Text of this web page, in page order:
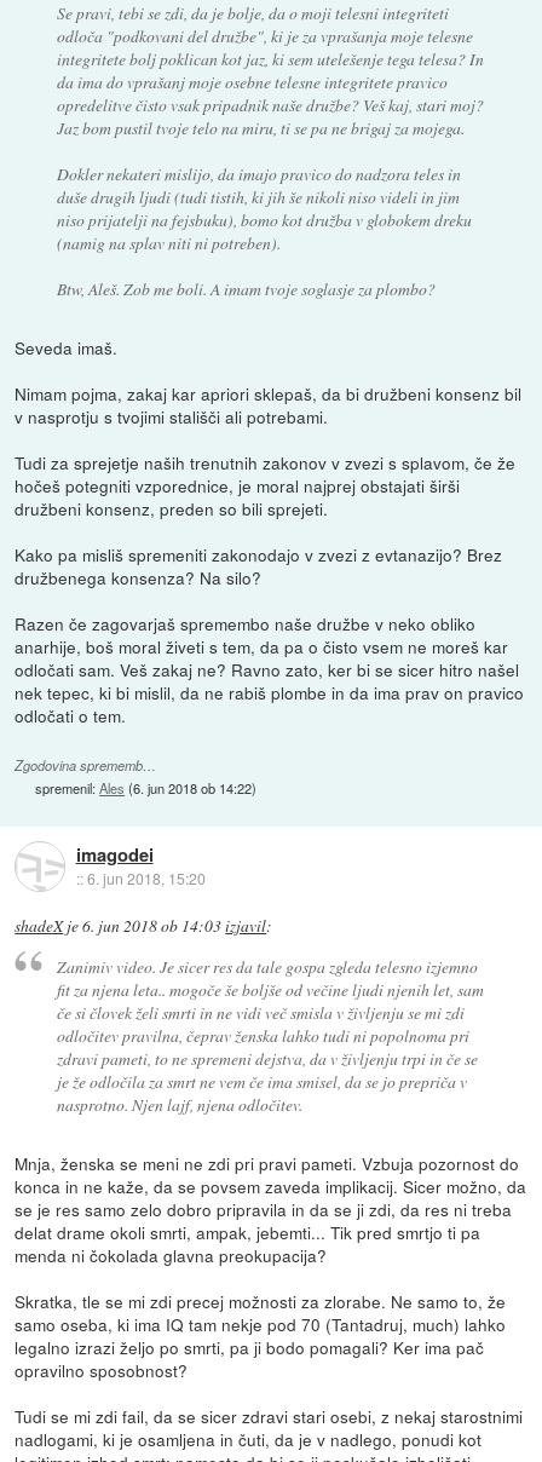
Se pravi, tebi se zdi, da je bolje, da o moji telesni integriteti
odloča "podkovani del družbe", ki je za vprašanja moje telesne
integritete bolj poklican kot jaz, ki sem utelešenje tega telesa? In
da ima do vprašanj moje osebne telesne integritete pravico
opredelitve čisto vsak pripadnik naše družbe? Veš kaj, stari moj?
Jaz bom pustil tvoje telo na miru, ti se pa ne brigaj za mojega.
Dokler nekateri mislijo, da imajo pravico do nadzora teles in
duše drugih ljudi (tudi tistih, ki jih še nikoli niso videli in jim
niso prijatelji na fejsbuku), bomo kot družba v globokem dreku
(namig na splav niti ni potreben).
Btw, Aleš. Zob me boli. A imam tvoje soglasje za plombo?
Seveda imaš.
Nimam pojma, zakaj kar apriori sklepaš, da bi družbeni konsenz bil
v nasprotju s tvojimi stališči ali potrebami.
Tudi za sprejetje naših trenutnih zakonov v zvezi s splavom, če že
hočeš potegniti vzporednice, je moral najprej obstajati širši
družbeni konsenz, preden so bili sprejeti.
Kako pa misliš spremeniti zakonodajo v zvezi z evtanazijo? Brez
družbenega konsenza? Na silo?
Razen če zagovarjaš spremembo naše družbe v neko obliko
anarhije, boš moral živeti s tem, da pa o čisto vsem ne moreš kar
odločati sam. Veš zakaj ne? Ravno zato, ker bi se sicer hitro našel
nek tepec, ki bi mislil, da ne rabiš plombe in da ima prav on pravico
odločati o tem.
Zgodovina sprememb…
spremenil:Ales (6. jun 2018 ob 14:22)
imagodei
::6. jun 2018, 15:20
shadeXje6. jun 2018 ob 14:03izjavil:
Zanimiv video. Je sicer res da tale gospa zgleda telesno izjemno
fit za njena leta.. mogoče še boljše od večine ljudi njenih let, sam
če si človek želi smrti in ne vidi več smisla v življenju se mi zdi
odločitev pravilna, čeprav ženska lahko tudi ni popolnoma pri
zdravi pameti, to ne spremeni dejstva, da v življenju trpi in če se
je že odločila za smrt ne vem če ima smisel, da se jo prepriča v
nasprotno. Njen lajf, njena odločitev.
Mnja, ženska se meni ne zdi pri pravi pameti. Vzbuja pozornost do
konca in ne kaže, da se povsem zaveda implikacij. Sicer možno, da
se je res samo zelo dobro pripravila in da se ji zdi, da res ni treba
delat drame okoli smrti, ampak, jebemti... Tik pred smrtjo ti pa
menda ni čokolada glavna preokupacija?
Skratka, tle se mi zdi precej možnosti za zlorabe. Ne samo to, že
samo oseba, ki ima IQ tam nekje pod 70 (Tantadruj, much) lahko
legalno izrazi željo po smrti, pa ji bodo pomagali? Ker ima pač
opravilno sposobnost?
Tudi se mi zdi fail, da se sicer zdravi stari osebi, z nekaj starostnimi
nadlogami, ki je osamljena in čuti, da je v nadlego, ponudi kot